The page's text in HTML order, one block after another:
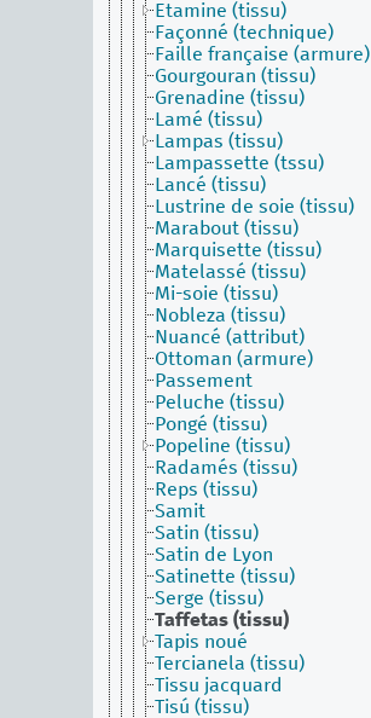
Etamine (tissu)
Façonné (technique)
Faille française (armure)
Gourgouran (tissu)
Grenadine (tissu)
Lamé (tissu)
Lampas (tissu)
Lampassette (tssu)
Lancé (tissu)
Lustrine de soie (tissu)
Marabout (tissu)
Marquisette (tissu)
Matelassé (tissu)
Mi-soie (tissu)
Nobleza (tissu)
Nuancé (attribut)
Ottoman (armure)
Passement
Peluche (tissu)
Pongé (tissu)
Popeline (tissu)
Radamés (tissu)
Reps (tissu)
Samit
Satin (tissu)
Satin de Lyon
Satinette (tissu)
Serge (tissu)
Taffetas (tissu)
Tapis noué
Tercianela (tissu)
Tissu jacquard
Tisú (tissu)